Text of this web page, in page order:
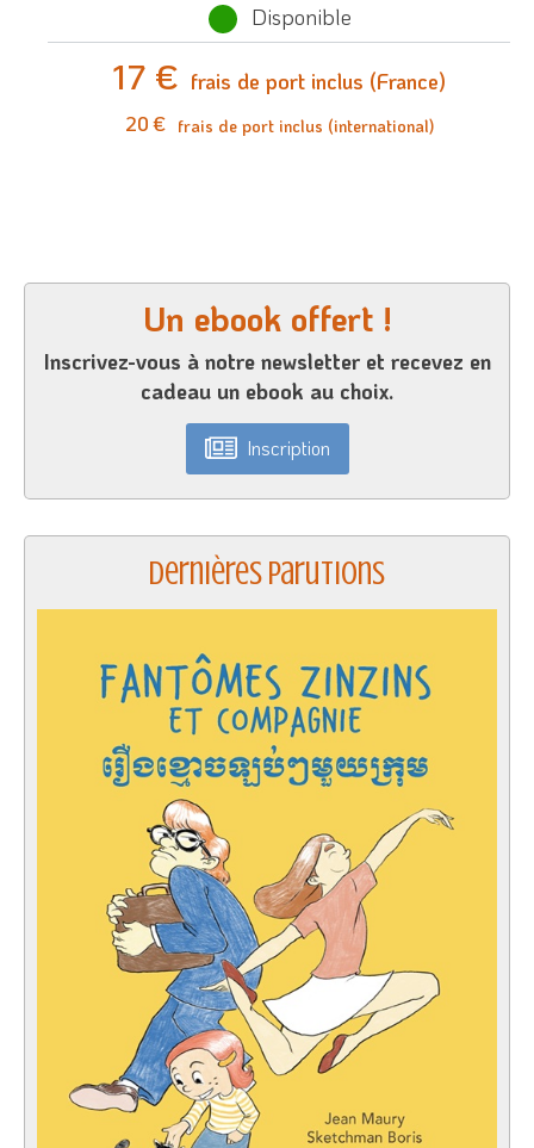
Disponible
17 € frais de port inclus (France)
20 € frais de port inclus (international)
Un ebook offert !
Inscrivez-vous à notre newsletter et recevez en
cadeau un ebook au choix.
Inscription
Dernières parutions